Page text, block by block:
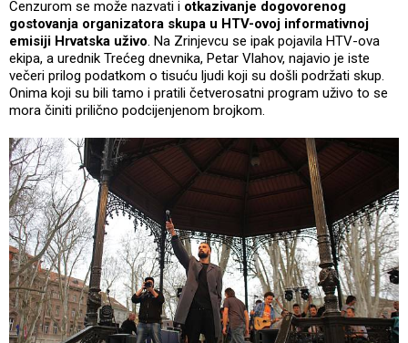
Cenzurom se može nazvati i otkazivanje dogovorenog
gostovanja organizatora skupa u HTV-ovoj informativnoj
emisiji Hrvatska uživo . Na Zrinjevcu se ipak pojavila HTV-ova
ekipa, a urednik Trećeg dnevnika, Petar Vlahov, najavio je iste
večeri prilog podatkom o tisuću ljudi koji su došli podržati skup.
Onima koji su bili tamo i pratili četverosatni program uživo to se
mora činiti prilično podcijenjenom brojkom.